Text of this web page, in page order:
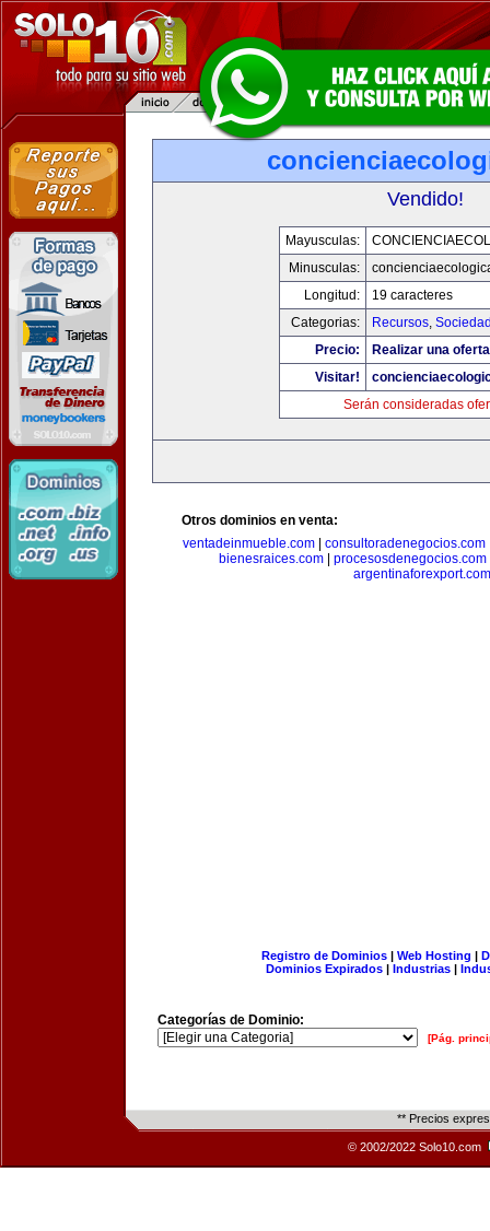
Vendido!
Mayusculas:
Minusculas:
Longitud:
19 caracteres
Categorias:
Recursos,
Precio:
Realizar una
Visitar!
Serán consideradas
Otros dominios en venta:
ventadeinmueble.com| consultoradenegocios.com
bienesraices.com
procesosdenegocios.com
argentinaforexport.com
Registro de Dominios| Web Hosting |
Dominios Expirados | Industrias |
Categorías de Dominio:
[Pág.
** Precios
© 2002/2022 Solo10.com